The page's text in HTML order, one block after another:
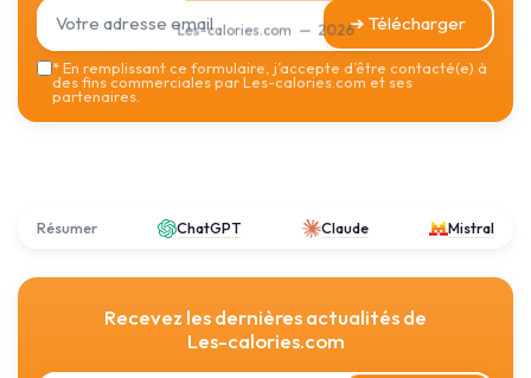
Les-calories.com — 2026➔ Télécharger
*En remplissant ce formulaire, j’accepte d’être contacté(e) à
des fins commerciales par Les-calories.com et ses
partenaires.
Résumer ChatGPT Claude Mistral
Recevez les dernières actualités de
Les-calories.com